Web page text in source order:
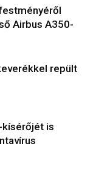
Airbus A350-
repült
kísérőjét is